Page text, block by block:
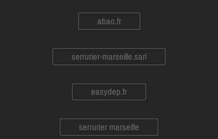
abao.fr
serrurier-marseille.sarl
easydep.fr
serrurier marseille